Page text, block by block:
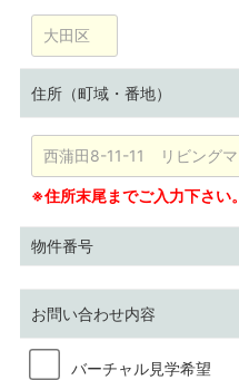
住所（町域・番地）
※住所末尾までご入力下さい。
物件番号
お問い合わせ内容
バーチャル見学希望